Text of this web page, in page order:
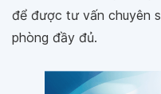
để được tư vấn chuyên
phòng đầy đủ.